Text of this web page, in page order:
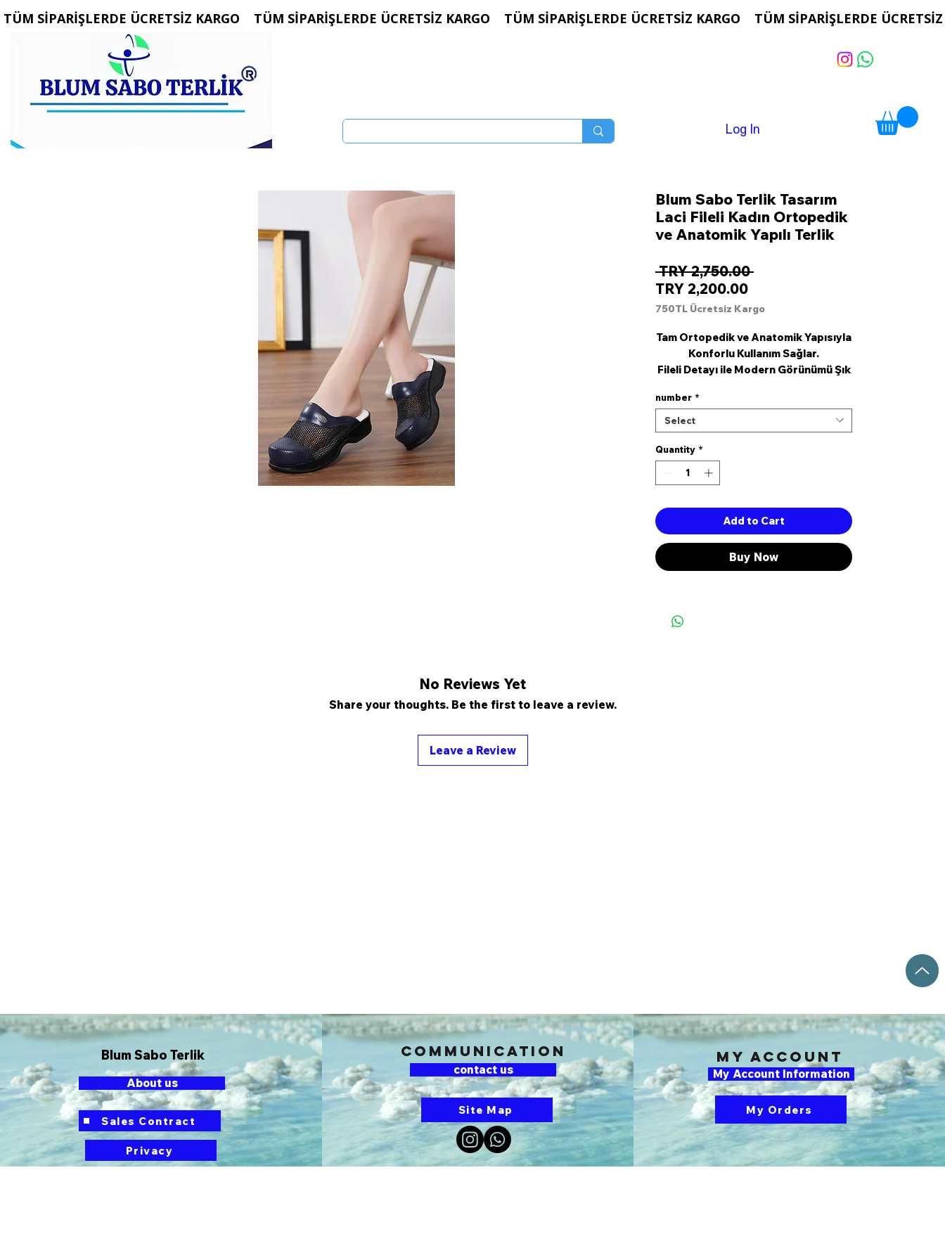
TÜM SİPARİŞLERDE ÜCRETSİZ KARGO
Log In
Blum Sabo Terlik Tasarım
Laci Fileli Kadın Ortopedik
ve Anatomik Yapılı Terlik
TRY 2,750.00 Regular
TRY 2,200.00Sale
Price
750TL Ücretsiz Kargo
Tam Ortopedik ve Anatomik Yapısıyla
Konforlu Kullanım Sağlar.
Fileli Detayı ile Modern Görünümü Şık
Kalıptır. 3 cm Topuk Boyuna Sahiptir.
number *
Select
Quantity *
Add to Cart
Buy Now
No Reviews Yet
Share your thoughts. Be the first to leave a review.
Leave a Review
Blum Sabo Terlik
About us
Sales Contract
button
Privacy
communication
contact us
Site Map
my account
My Account Information
My Orders